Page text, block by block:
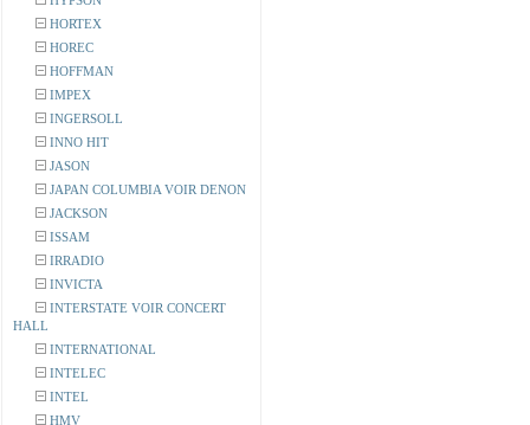
HORTEX
HOREC
HOFFMAN
IMPEX
INGERSOLL
INNO HIT
JASON
JAPAN COLUMBIA VOIR DENON
JACKSON
ISSAM
IRRADIO
INVICTA
INTERSTATE VOIR CONCERT
HALL
INTERNATIONAL
INTELEC
INTEL
HMV